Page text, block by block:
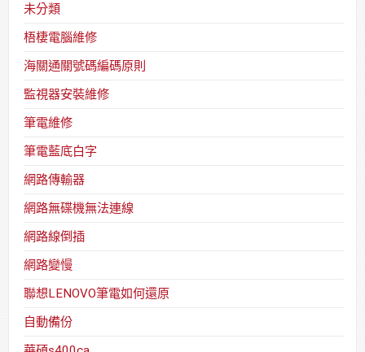
未分類
梧棲電腦維修
海關通關號碼編碼原則
監視器安裝維修
筆電維修
筆電藍底白字
網路傳輸器
網路無碟機無法連線
網路線倒插
網路變慢
聯想LENOVO筆電如何還原
自動備份